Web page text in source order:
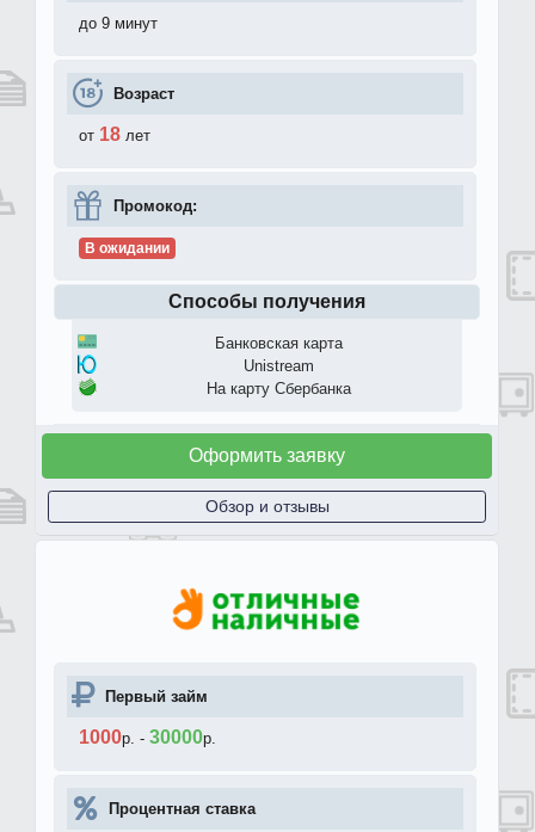
до 9 минут
Возраст
от 18 лет
Промокод:
В ожидании
Способы получения
Банковская карта
Unistream
На карту Сбербанка
Оформить заявку
Обзор и отзывы
Первый займ
1000р. - 30000р.
Процентная ставка